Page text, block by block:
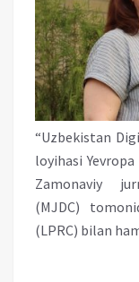
“Uzbekistan
loyihasi
Zamonaviy
(MJDC)
(LPRC) bilan